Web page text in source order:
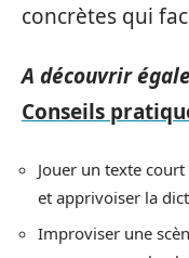
concrètes qui
A découvrir
Conseils
Jouer un texte
et apprivoiser la
Improviser une